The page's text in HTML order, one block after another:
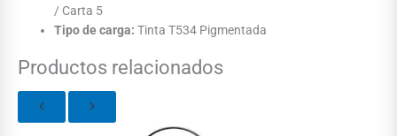
/ Carta 5
Tipo de carga: Tinta T534 Pigmentada
Productos relacionados